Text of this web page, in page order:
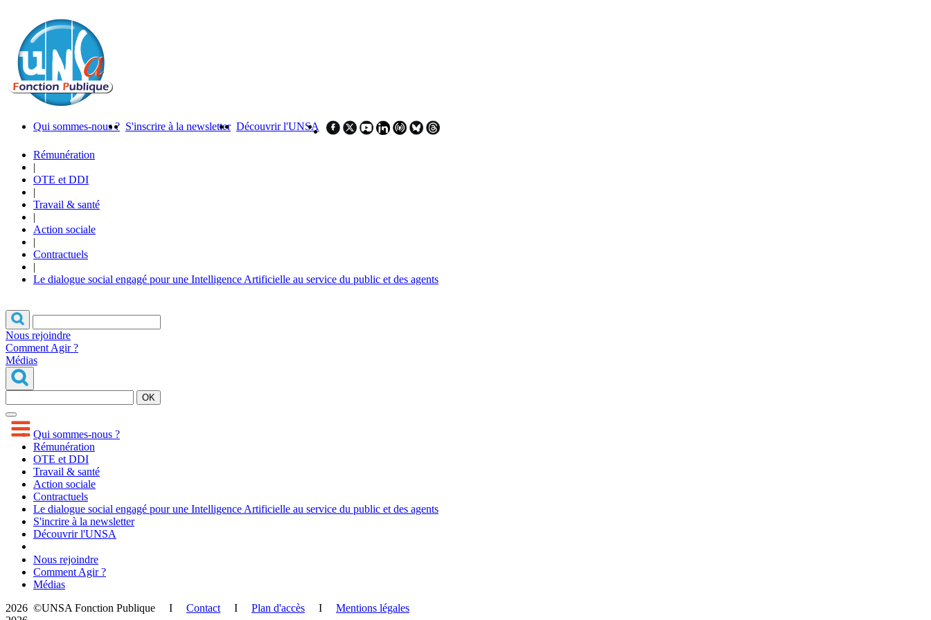
Qui sommes-nous ? S'inscrire à la newsletter Découvrir l'UNSA
Rémunération
|
OTE et DDI
|
Travail & santé
|
Action sociale
|
Contractuels
|
Le dialogue social engagé pour une Intelligence Artificielle au service du public et des agents
Nous rejoindre
Comment Agir ?
Médias
OK
Qui sommes-nous ?
Rémunération
OTE et DDI
Travail & santé
Action sociale
Contractuels
Le dialogue social engagé pour une Intelligence Artificielle au service du public et des agents
S'incrire à la newsletter
Découvrir l'UNSA
Nous rejoindre
Comment Agir ?
Médias
2026 ©UNSA Fonction Publique I Contact I Plan d'accès I Mentions légales